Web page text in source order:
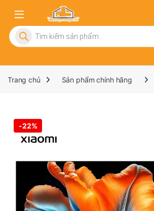
Tìm kiếm sản phẩm
Trang chủ Sản phẩm chính hãng
-22%